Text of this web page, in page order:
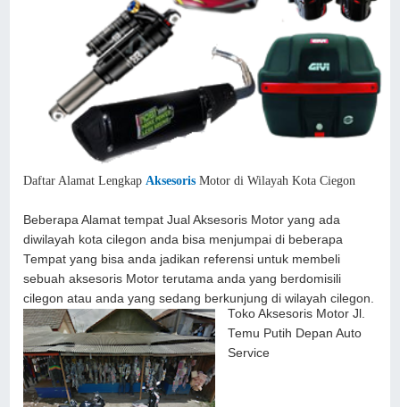
Daftar Alamat Lengkap Aksesoris Motor di Wilayah Kota Ciegon
Beberapa Alamat tempat Jual Aksesoris Motor yang ada
diwilayah kota cilegon anda bisa menjumpai di beberapa
Tempat yang bisa anda jadikan referensi untuk membeli
sebuah aksesoris Motor terutama anda yang berdomisili
cilegon atau anda yang sedang berkunjung di wilayah cilegon.
Toko Aksesoris Motor Jl.
Temu Putih Depan Auto
Service